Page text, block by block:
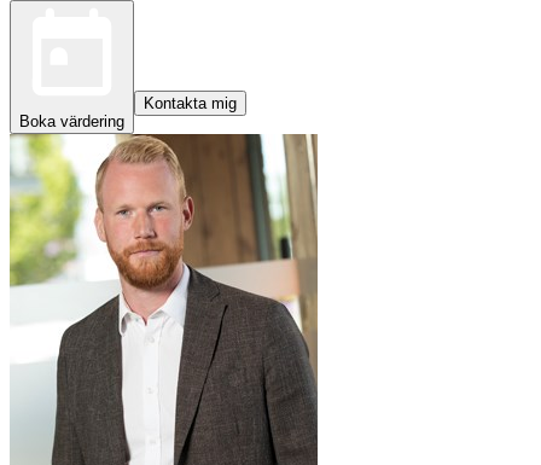
Boka värdering
Kontakta mig